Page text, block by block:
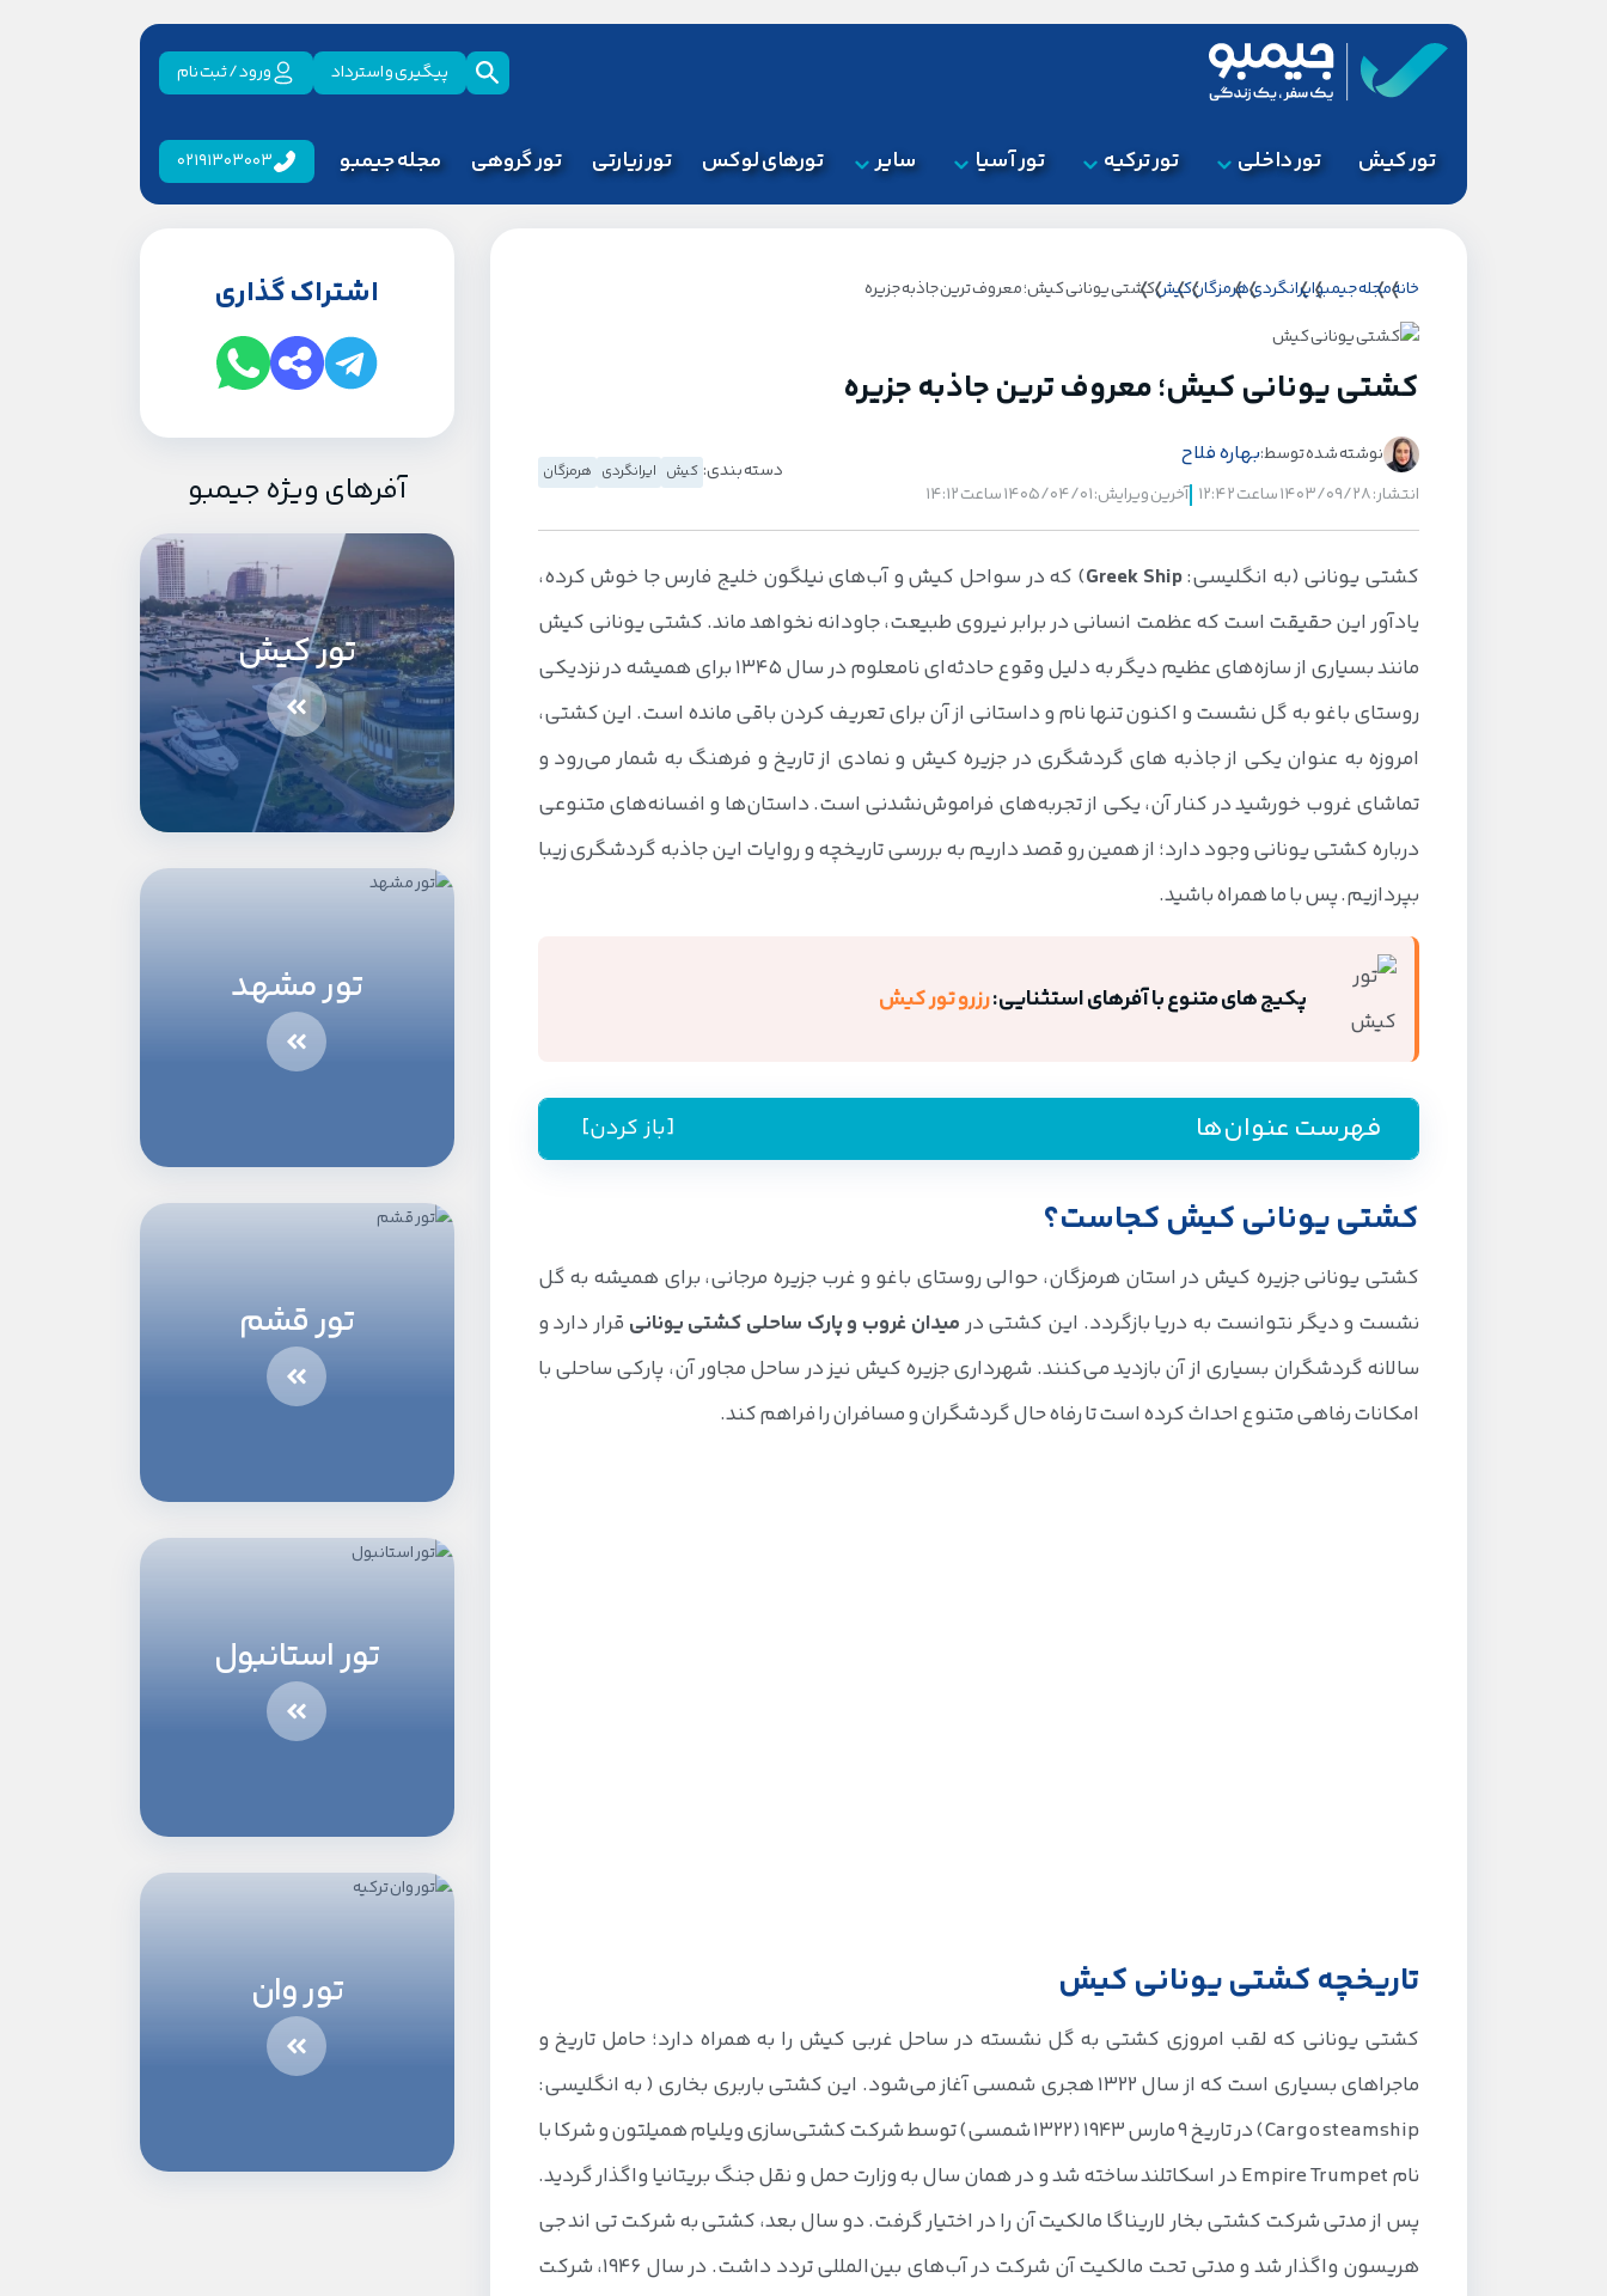
پیگیری و استرداد ورود / ثبت نام
تور کیش تور داخلی تور ترکیه تور آسیا سایر تورهای لوکس تور زیارتی تور گروهی مجله جیمبو 02191303003
خانهمجله جیمبوایرانگردیهرمزگانکیشکشتی یونانی کیش؛ معروف ترین جاذبه جزیره
کشتی یونانی کیش؛ معروف ترین جاذبه جزیره
نوشته شده توسط:بهاره فلاح
انتشار: ۱۴۰۳/۰۹/۲۸ ساعت ۱۲:۴۲ آخرین ویرایش: ۱۴۰۵/۰۴/۰۱ ساعت ۱۴:۱۲
دسته بندی: کیش ایرانگردی هرمزگان
کشتی یونانی (به انگلیسی:Greek Ship) که در سواحل کیش و آب‌های نیلگون خلیج فارس جا خوش کرده،
یادآور این حقیقت است که عظمت انسانی در برابر نیروی طبیعت، جاودانه نخواهد ماند. کشتی یونانی کیش
مانند بسیاری از سازه‌های عظیم دیگر به دلیل وقوع حادثه‌ای نامعلوم در سال 1345 برای همیشه در نزدیکی
روستای باغو به گل نشست و اکنون تنها نام و داستانی از آن برای تعریف کردن باقی مانده است. این کشتی،
امروزه به عنوان یکی از جاذبه های گردشگری در جزیره کیش و نمادی از تاریخ و فرهنگ به شمار می‌رود و
تماشای غروب خورشید در کنار آن، یکی از تجربه‌های فراموش‌نشدنی است. داستان‌ها و افسانه‌های متنوعی
درباره کشتی یونانی وجود دارد؛ از همین رو قصد داریم به بررسی تاریخچه و روایات این جاذبه گردشگری زیبا
بپردازیم. پس با ما همراه باشید.
پکیج های متنوع با آفرهای استثنایی:رزرو تور کیش
فهرست عنوان‌ها [باز کردن]
کشتی یونانی کیش کجاست؟
کشتی یونانی جزیره کیش در استان هرمزگان، حوالی روستای باغو و غرب جزیره مرجانی، برای همیشه به گل
نشست و دیگر نتوانست به دریا بازگردد. این کشتی درمیدان غروب و پارک ساحلی کشتی یونانی قرار دارد و
سالانه گردشگران بسیاری از آن بازدید می‌کنند. شهرداری جزیره کیش نیز در ساحل مجاور آن، پارکی ساحلی با
امکانات رفاهی متنوع احداث کرده است تا رفاه حال گردشگران و مسافران را فراهم کند.
تاریخچه کشتی یونانی کیش
کشتی یونانی که لقب امروزی کشتی به گل نشسته در ساحل غربی کیش را به همراه دارد؛ حامل تاریخ و
ماجراهای بسیاری است که از سال 1322 هجری شمسی آغاز می‌شود. این کشتی باربری بخاری ( به انگلیسی:
Cargo steamship) در تاریخ ۹ مارس ۱۹۴۳ (۱۳۲۲ شمسی) توسط شرکت کشتی‌سازی ویلیام همیلتون و شرکا با
نام Empire Trumpet در اسکاتلند ساخته شد و در همان سال به وزارت حمل و نقل جنگ بریتانیا واگذار گردید.
پس از مدتی شرکت کشتی بخار لاریناگا مالکیت آن را در اختیار گرفت. دو سال بعد، کشتی به شرکت تی اند جی
هریسون واگذار شد و مدتی تحت مالکیت آن شرکت در آب‌های بین‌المللی تردد داشت. در سال ۱۹۴۶، شرکت
اشتراک گذاری
آفرهای ویژه جیمبو
تور کیش
تور مشهد
تور قشم
تور استانبول
تور وان